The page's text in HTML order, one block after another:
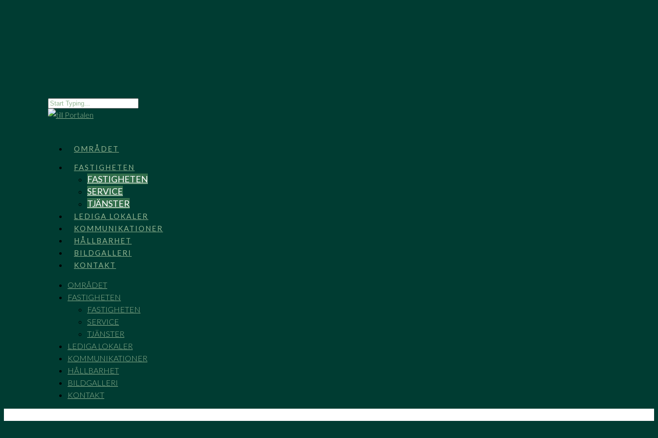
OMRÅDET
FASTIGHETEN
FASTIGHETEN
SERVICE
TJÄNSTER
LEDIGA LOKALER
KOMMUNIKATIONER
HÅLLBARHET
BILDGALLERI
KONTAKT
OMRÅDET
FASTIGHETEN
FASTIGHETEN
SERVICE
TJÄNSTER
LEDIGA LOKALER
KOMMUNIKATIONER
HÅLLBARHET
BILDGALLERI
KONTAKT